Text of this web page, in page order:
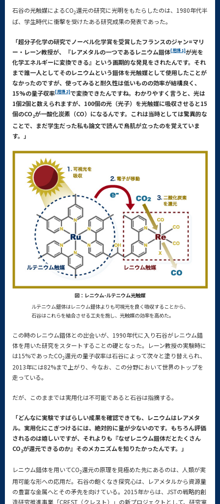
石谷の光触媒によるCO2還元の研究に光明をもたらしたのは、1980年代半
ば、学生時代に衝撃を受けたある研究成果の発表であった。
「超分子化学の研究でノーベル化学賞を受賞したフランスのジャン=マリ
ー・レーン教授が、『レアメタルの一つであるレニウム錯体[用語1]が光を
化学エネルギーに変換できる』という画期的な発見をされたんです。それ
まで誰一人としてそのレニウムという錯体を光触媒として使用したことが
なかったのですが、使ってみると耐久性は低いものの効率が結構良く、
15%の量子収率[用語2]で変換できたんですね。わかりやすく言うと、光は
1個2個と数えられますが、100個の光（光子）を光触媒に吸収させると15
個のCO2が一酸化炭素（CO）になるんです。これは当時としては驚異的な
ことで、まだ学生だった私も論文で読んで鳥肌が立ったのを覚えていま
す。」
図：レニウム-ルテニウム光触媒
ルテニウム錯体はレニウム錯体よりも可視光を良く吸収することから、
石谷はこれらを結合させる工夫を施し、光触媒の効率を高めた。
この時のレニウム錯体との出会いが、1990年代に入り石谷がレニウム錯
体を用いた研究をスタートすることの礎となった。レーン教授の実験時に
は15%であったCO2還元の量子収率は石谷によって次々と塗り替えられ、
2013年には82%まで上がり、今なお、この分野において世界のトップを
走っている。
だが、このままでは実用化は不可能であると石谷は指摘する。
「どんなに実験ですばらしい成果を確認できても、レニウムはレアメタ
ル。実用化にこぎつけるには、絶対的に量が少ないのです。もちろん評価
されるのは嬉しいですが、それよりも『なぜレニウム錯体だとたくさん
CO2が還元できるのか』そのメカニズムを知りたかったんです。」
レニウム錯体を用いてCO2還元の原理を見極めた先にあるのは、人類が実
用可能な形への応用だ。石谷の飽くなき探究心は、レアメタルから資源量
の豊富な金属へとその矛先を向けている。2015年からは、JSTの戦略的創
造研究推進事業「CREST（クレスト）」の新プロジェクトとして、研究室